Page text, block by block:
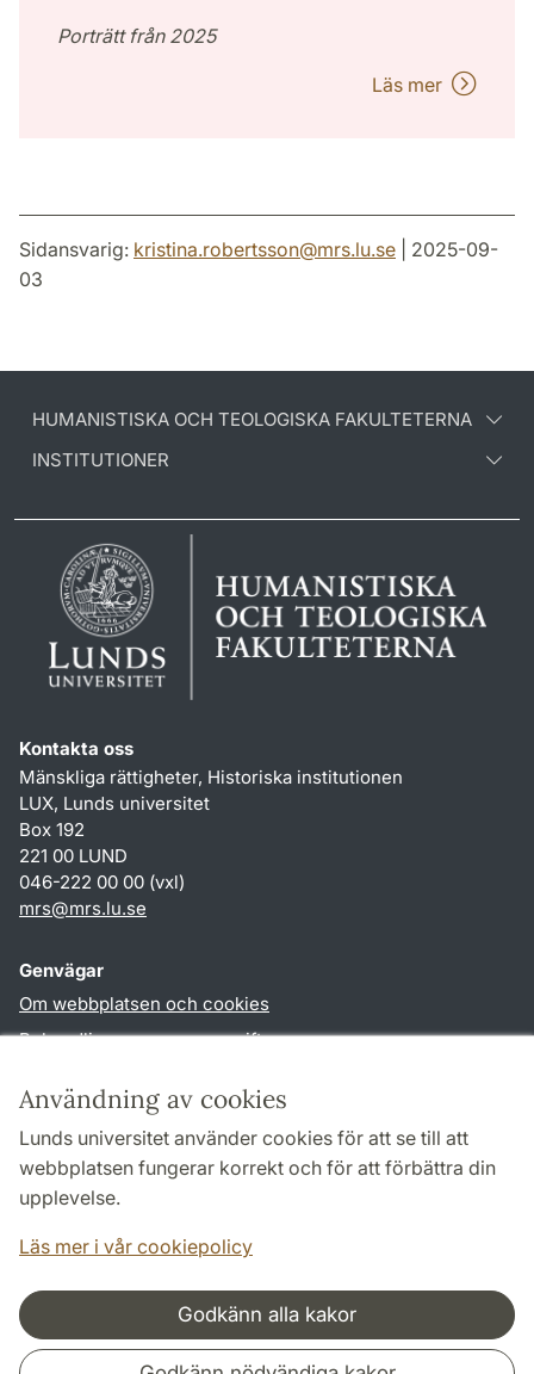
Användning av cookies
Lunds universitet använder cookies för att se till att
webbplatsen fungerar korrekt och för att förbättra din
upplevelse.
Läs mer i vår cookiepolicy
Godkänn alla kakor
Porträtt från 2025
Läs mer
Sidansvarig: kristina.robertsson@mrs.lu.se | 2025-09-
03
HUMANISTISKA OCH TEOLOGISKA FAKULTETERNA
INSTITUTIONER
Kontakta oss
Mänskliga rättigheter, Historiska institutionen
LUX, Lunds universitet
Box 192
221 00 LUND
046-222 00 00 (vxl)
mrs@mrs.lu.se
Genvägar
Om webbplatsen och cookies
Behandling av personuppgifter
TYPO3-login
Följ oss i sociala medier
Samarbeten och nätverk